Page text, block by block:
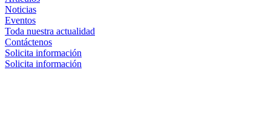
Noticias
Eventos
Toda nuestra actualidad
Contáctenos
Solicita información
Solicita información